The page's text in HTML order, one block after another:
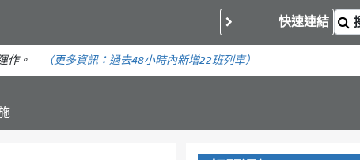
主
快速連結
作。 （更多資訊： 過去48小時內新增22班列車）